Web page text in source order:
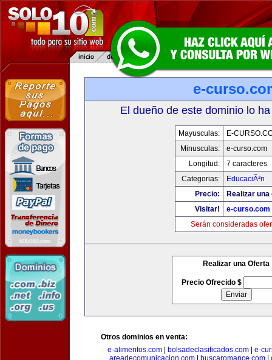
e-
El dueño de este dominio lo
Mayusculas:
E-
Minusculas:
e-curso.com
Longitud:
7 caracteres
Categorias:
EducaciÃ³n
Precio:
Realizar
Visitar!
e-curso.com
Serán consideradas
Realizar una Oferta
Precio Ofrecido $
Otros dominios en venta:
e-alimentos.com| bolsadeclasificados.com| e-
areadecomunicacion.com| buscaromance.com|